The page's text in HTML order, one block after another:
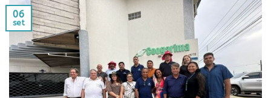
06
set